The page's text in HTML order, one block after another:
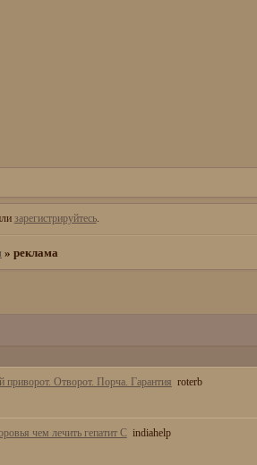
зарегистрируйтесь.
» реклама
Отворот. Порча. Гарантия roterb
чем лечить гепатит С indiahelp